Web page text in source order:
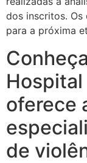
dos inscritos. Os
para a próxima
oferece
de